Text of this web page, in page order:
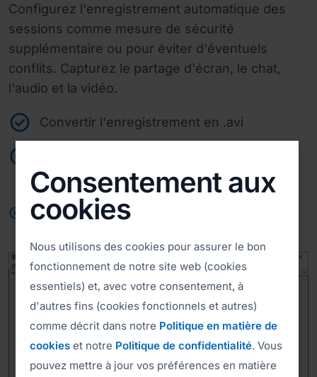
Configurez l'enregistrement automatique des
sessions comme mesure de sécurité
supplémentaire ou pour éviter d'éventuels
conflits. Capturez le partage d'écran, le chat,
l'audio et la vidéo.
Convertir l'enregistrement en .avi
play_circle Regardez la vidéo
Consentement aux
cookies
Nous utilisons des cookies pour assurer le bon
fonctionnement de notre site web (cookies
essentiels) et, avec votre consentement, à
d'autres fins (cookies fonctionnels et autres)
comme décrit dans notre Politique en matière de
cookies et notre Politique de confidentialité. Vous
pouvez mettre à jour vos préférences en matière